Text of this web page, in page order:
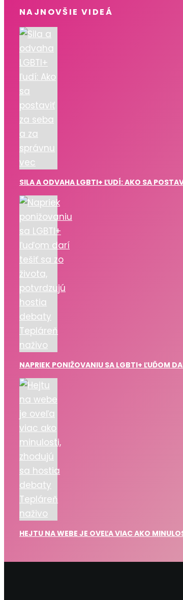
NAJNOVŠIE VIDEÁ
SILA A ODVAHA LGBTI+ ĽUDÍ: AKO SA
NAPRIEK PONIŽOVANIU SA LGBTI+ ĽUĎOM
HEJTU NA WEBE JE OVEĽA VIAC AKO